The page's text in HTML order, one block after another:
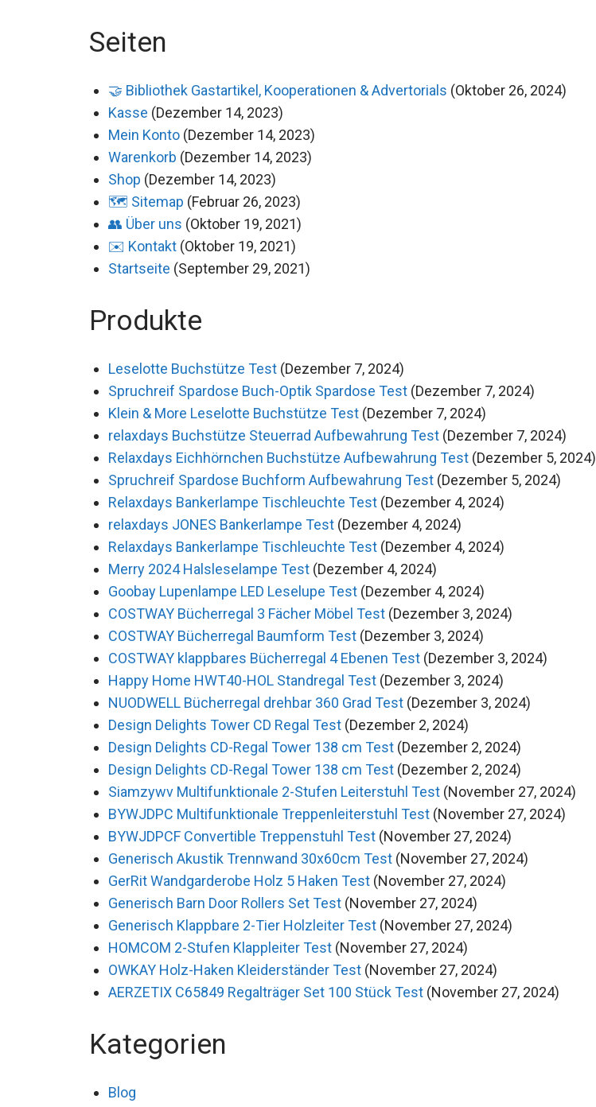
Seiten
🤝 Bibliothek Gastartikel, Kooperationen & Advertorials (Oktober 26, 2024)
Kasse (Dezember 14, 2023)
Mein Konto (Dezember 14, 2023)
Warenkorb (Dezember 14, 2023)
Shop (Dezember 14, 2023)
🗺️ Sitemap (Februar 26, 2023)
👥 Über uns (Oktober 19, 2021)
✉️ Kontakt (Oktober 19, 2021)
Startseite (September 29, 2021)
Produkte
Leselotte Buchstütze Test (Dezember 7, 2024)
Spruchreif Spardose Buch-Optik Spardose Test (Dezember 7, 2024)
Klein & More Leselotte Buchstütze Test (Dezember 7, 2024)
relaxdays Buchstütze Steuerrad Aufbewahrung Test (Dezember 7, 2024)
Relaxdays Eichhörnchen Buchstütze Aufbewahrung Test (Dezember 5, 2024)
Spruchreif Spardose Buchform Aufbewahrung Test (Dezember 5, 2024)
Relaxdays Bankerlampe Tischleuchte Test (Dezember 4, 2024)
relaxdays JONES Bankerlampe Test (Dezember 4, 2024)
Relaxdays Bankerlampe Tischleuchte Test (Dezember 4, 2024)
Merry 2024 Halsleselampe Test (Dezember 4, 2024)
Goobay Lupenlampe LED Leselupe Test (Dezember 4, 2024)
COSTWAY Bücherregal 3 Fächer Möbel Test (Dezember 3, 2024)
COSTWAY Bücherregal Baumform Test (Dezember 3, 2024)
COSTWAY klappbares Bücherregal 4 Ebenen Test (Dezember 3, 2024)
Happy Home HWT40-HOL Standregal Test (Dezember 3, 2024)
NUODWELL Bücherregal drehbar 360 Grad Test (Dezember 3, 2024)
Design Delights Tower CD Regal Test (Dezember 2, 2024)
Design Delights CD-Regal Tower 138 cm Test (Dezember 2, 2024)
Design Delights CD-Regal Tower 138 cm Test (Dezember 2, 2024)
Siamzywv Multifunktionale 2-Stufen Leiterstuhl Test (November 27, 2024)
BYWJDPC Multifunktionale Treppenleiterstuhl Test (November 27, 2024)
BYWJDPCF Convertible Treppenstuhl Test (November 27, 2024)
Generisch Akustik Trennwand 30x60cm Test (November 27, 2024)
GerRit Wandgarderobe Holz 5 Haken Test (November 27, 2024)
Generisch Barn Door Rollers Set Test (November 27, 2024)
Generisch Klappbare 2-Tier Holzleiter Test (November 27, 2024)
HOMCOM 2-Stufen Klappleiter Test (November 27, 2024)
OWKAY Holz-Haken Kleiderständer Test (November 27, 2024)
AERZETIX C65849 Regalträger Set 100 Stück Test (November 27, 2024)
Kategorien
Blog